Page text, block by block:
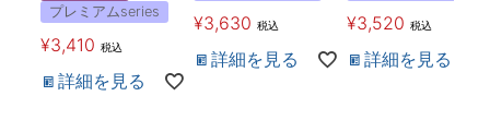
プレミアムseries
¥3,410 税込
詳細を見る
¥3,630 税込
詳細を見る
¥3,520 税込
詳細を見る